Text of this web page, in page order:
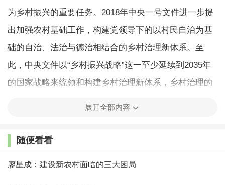
为乡村振兴的重要任务。2018年中央一号文件进一步提
出加强农村基础工作，构建党领导下的以村民自治为基
础的自治、法治与德治相结合的乡村治理新体系。至
此，中央文件以“乡村振兴战略”这一至少延续到2035年
的国家战略来统领和构建乡村治理新体系，乡村治理的
2018年中央所发布的21个一号文件，通过对2018年与之
所提出的乡村治理新体系之“新”在何处。
展开全部内容
随便看看
廖星成：建设新农村面临的三大困局